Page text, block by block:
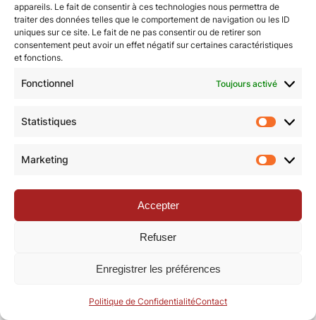
appareils. Le fait de consentir à ces technologies nous permettra de
traiter des données telles que le comportement de navigation ou les ID
uniques sur ce site. Le fait de ne pas consentir ou de retirer son
consentement peut avoir un effet négatif sur certaines caractéristiques
et fonctions.
Fonctionnel Toujours activé
Statistiques
Marketing
Accepter
Refuser
Enregistrer les préférences
Politique de ConfidentialitéContact
© Revue de la Toile 2018 – 2026 | Thème Mesa WPEX par
WPExplorer|Politique de confidentialité |Mentions légales